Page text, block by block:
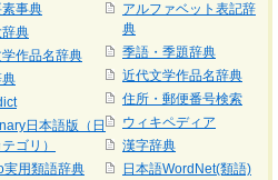
事典
辞典
作品名辞典
日本語版（日
ゴリ）
実用類語辞典
アルファベット表記辞
典
季語・季題辞典
近代文学作品名辞典
住所・郵便番号検索
ウィキペディア
漢字辞典
日本語WordNet(類語)